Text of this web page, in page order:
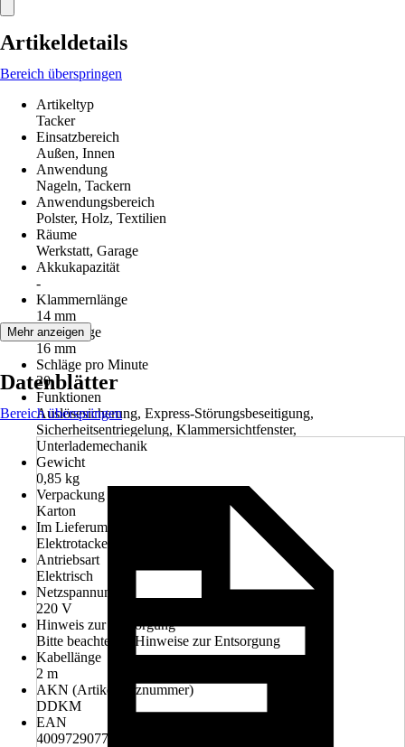
Artikeldetails
Bereich überspringen
Artikeltyp
Tacker
Einsatzbereich
Außen, Innen
Anwendung
Nageln, Tackern
Anwendungsbereich
Polster, Holz, Textilien
Räume
Werkstatt, Garage
Akkukapazität
-
Klammernlänge
14 mm
Nägellänge
16 mm
Schläge pro Minute
20
Funktionen
Auslösesicherung, Express-Störungsbeseitigung,
Sicherheitsentriegelung, Klammersichtfenster,
Unterlademechanik
Gewicht
0,85 kg
Verpackung
Karton
Im Lieferumfang enthalten
Elektrotacker
Antriebsart
Elektrisch
Netzspannung
220 V
Hinweis zur Entsorgung
Bitte beachte die Hinweise zur Entsorgung
Kabellänge
2 m
AKN (Artikelkurznummer)
DDKM
EAN
4009729077740
Mehr anzeigen
Datenblätter
Bereich überspringen